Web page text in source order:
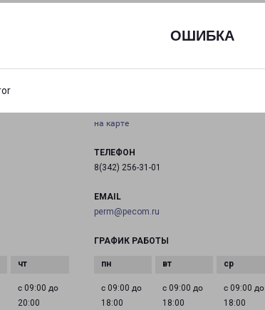
ОШИБКА
86
с 09:00 до
20:00
на карте
ТЕЛЕФОН
8(342) 256-31-01
EMAIL
perm@pecom.ru
ГРАФИК РАБОТЫ
с 09:00 до
18:00
с 09:00 до
18:00
с 09:00 до
18:00